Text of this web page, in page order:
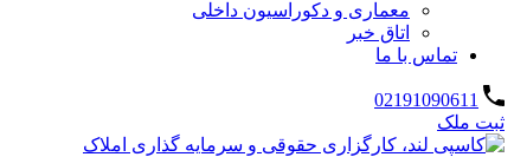
معماری و دکوراسیون داخلی
اتاق خبر
تماس با ما
02191090611
ثبت ملک